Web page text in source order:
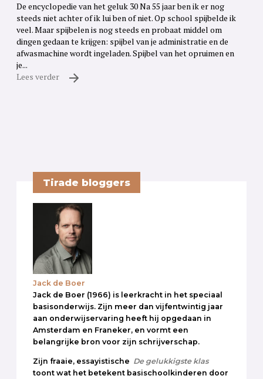
De encyclopedie van het geluk 30 Na 55 jaar ben ik er nog
steeds niet achter of ik lui ben of niet. Op school spijbelde ik
veel. Maar spijbelen is nog steeds en probaat middel om
dingen gedaan te krijgen: spijbel van je administratie en de
afwasmachine wordt ingeladen. Spijbel van het opruimen en
je...
Lees verder
Tirade bloggers
Jack de Boer
Jack de Boer (1966) is leerkracht in het speciaal
basisonderwijs. Zijn meer dan vijfentwintig jaar
aan onderwijservaring heeft hij opgedaan in
Amsterdam en Franeker, en vormt een
belangrijke bron voor zijn schrijverschap.
Zijn fraaie, essayistische De gelukkigste klas
toont wat het betekent basischoolkinderen door